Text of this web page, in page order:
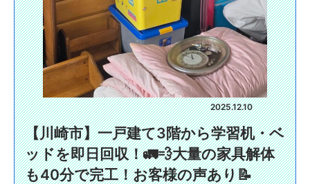
2025.12.10
【川崎市】一戸建て3階から学習机・ベ
ッドを即日回収！🚛💨大量の家具解体
も40分で完工！お客様の声あり📝